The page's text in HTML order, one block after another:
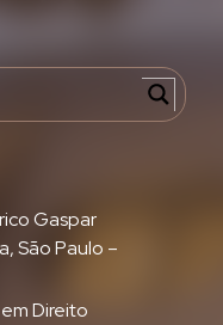
Gaspar
São Paulo –
Direito